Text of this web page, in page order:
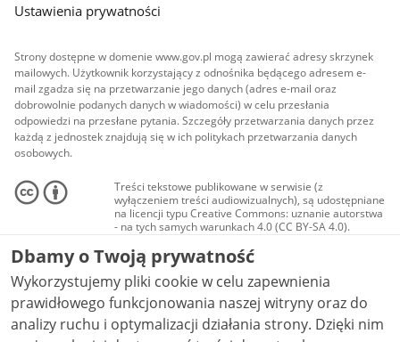
Ustawienia prywatności
Strony dostępne w domenie www.gov.pl mogą zawierać adresy skrzynek
mailowych. Użytkownik korzystający z odnośnika będącego adresem e-
mail zgadza się na przetwarzanie jego danych (adres e-mail oraz
dobrowolnie podanych danych w wiadomości) w celu przesłania
odpowiedzi na przesłane pytania. Szczegóły przetwarzania danych przez
każdą z jednostek znajdują się w ich politykach przetwarzania danych
osobowych.
Treści tekstowe publikowane w serwisie (z
wyłączeniem treści audiowizualnych), są udostępniane
na licencji typu Creative Commons: uznanie autorstwa
- na tych samych warunkach 4.0 (CC BY-SA 4.0).
Materiały audiowizualne, w tym zdjęcia, materiały
audio i wideo, są udostępniane na licencji typu
Creative Commons: uznanie autorstwa użycie
niekomercyjne - bez utworów zależnych 4.0 (CC BY-
NC-ND 4.0), o ile nie jest to stwierdzone inaczej.
Dbamy o Twoją prywatność
Wykorzystujemy pliki cookie w celu zapewnienia
prawidłowego funkcjonowania naszej witryny oraz do
analizy ruchu i optymalizacji działania strony. Dzięki nim